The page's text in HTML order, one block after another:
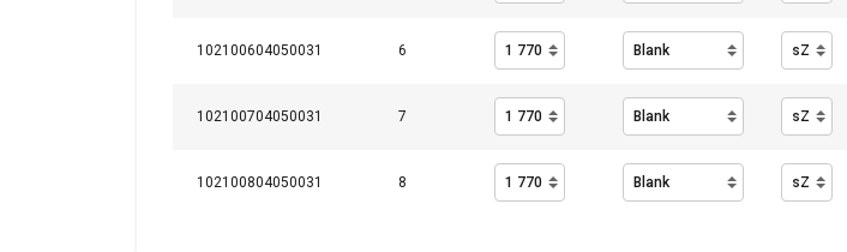
102100604050031 6
102100704050031 7
102100804050031 8